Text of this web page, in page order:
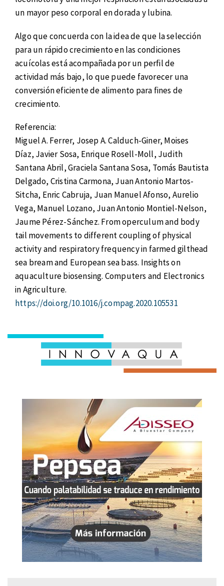
un mayor peso corporal en dorada y lubina.
Algo que concuerda con la idea de que la selección
para un rápido crecimiento en las condiciones
acuícolas está acompañada por un perfil de
actividad más bajo, lo que puede favorecer una
conversión eficiente de alimento para fines de
crecimiento.
Referencia:
Miguel A. Ferrer, Josep A. Calduch-Giner, Moises
Díaz, Javier Sosa, Enrique Rosell-Moll, Judith
Santana Abril, Graciela Santana Sosa, Tomás Bautista
Delgado, Cristina Carmona, Juan Antonio Martos-
Sitcha, Enric Cabruja, Juan Manuel Afonso, Aurelio
Vega, Manuel Lozano, Juan Antonio Montiel-Nelson,
Jaume Pérez-Sánchez. From operculum and body
tail movements to different coupling of physical
activity and respiratory frequency in farmed gilthead
sea bream and European sea bass. Insights on
aquaculture biosensing. Computers and Electronics
in Agriculture.
https://doi.org/10.1016/j.compag.2020.105531